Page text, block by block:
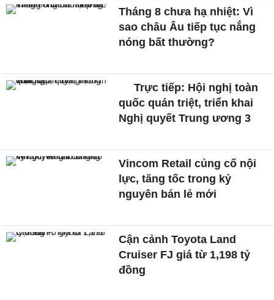
Tháng 8 chưa hạ nhiệt: Vì
sao châu Âu tiếp tục nắng
nóng bất thường?
Trực tiếp: Hội nghị toàn
quốc quán triệt, triển khai
Nghị quyết Trung ương 3
Vincom Retail củng cố nội
lực, tăng tốc trong kỷ
nguyên bán lẻ mới
Cận cảnh Toyota Land
Cruiser FJ giá từ 1,198 tỷ
đồng